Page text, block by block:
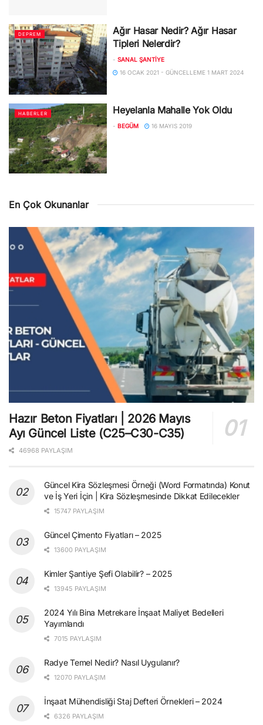
DEPREM
Ağır Hasar Nedir? Ağır Hasar
Tipleri Nelerdir?
- SANAL ŞANTIYE
16 OCAK 2021 - GÜNCELLEME 1 MART 2024
HABERLER Heyelanla Mahalle Yok Oldu
- BEGÜM 16 MAYIS 2019
En Çok Okunanlar
Hazır Beton Fiyatları | 2026 Mayıs
Ayı Güncel Liste (C25–C30-C35)
46968 PAYLAŞIM
Güncel Kira Sözleşmesi Örneği (Word Formatında) Konut
ve İş Yeri İçin | Kira Sözleşmesinde Dikkat Edilecekler
15747 PAYLAŞIM
Güncel Çimento Fiyatları – 2025
13600 PAYLAŞIM
Kimler Şantiye Şefi Olabilir? – 2025
13945 PAYLAŞIM
2024 Yılı Bina Metrekare İnşaat Maliyet Bedelleri
Yayımlandı
7015 PAYLAŞIM
Radye Temel Nedir? Nasıl Uygulanır?
12070 PAYLAŞIM
İnşaat Mühendisliği Staj Defteri Örnekleri – 2024
6326 PAYLAŞIM